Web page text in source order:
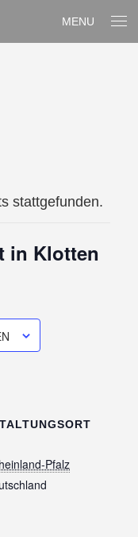
MENU
stattgefunden.
in Klotten
Pfalz